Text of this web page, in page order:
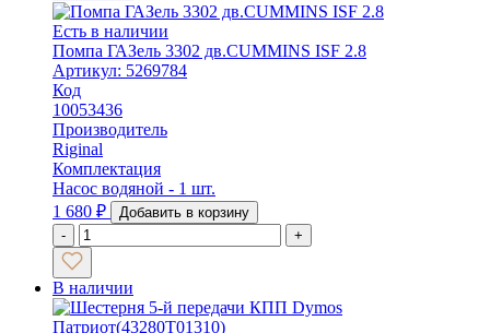
Есть в наличии
Помпа ГАЗель 3302 дв.CUMMINS ISF 2.8
Артикул: 5269784
Код
10053436
Производитель
Riginal
Комплектация
Насос водяной - 1 шт.
1 680 ₽
Добавить в корзину
-
+
В наличии